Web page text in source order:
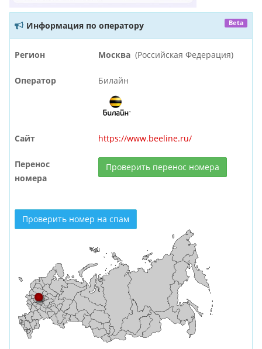
Информация по оператору Beta
Регион Москва (Российская Федерация)
Оператор Билайн
Сайт https://www.beeline.ru/
Перенос
номера
Проверить перенос номера
Проверить номер на спам